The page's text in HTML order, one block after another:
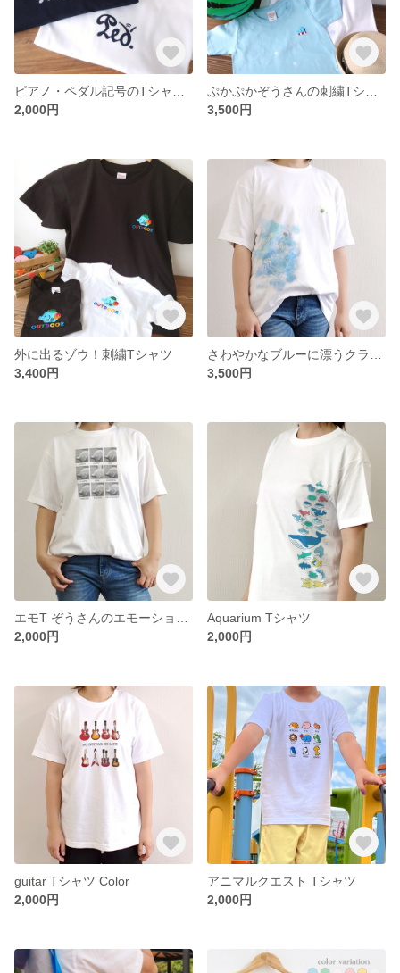
2,000円
3,500円
外に出るゾウ！刺繍Tシャツ
3,400円
3,500円
2,000円
Aquarium Tシャツ
2,000円
guitar Tシャツ Color
2,000円
アニマルクエスト Tシャツ
2,000円